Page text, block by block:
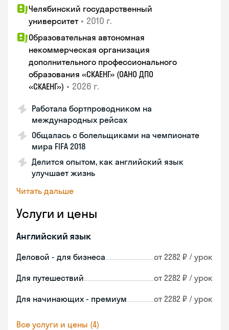
Челябинский государственный
университет • 2010 г.
Образовательная автономная
некоммерческая организация
дополнительного профессионального
образования «СКАЕНГ» (ОАНО ДПО
«СКАЕНГ») • 2026 г.
Работала бортпроводником на
международных рейсах
Общалась с болельщиками на чемпионате
мира FIFA 2018
Делится опытом, как английский язык
улучшает жизнь
Читать дальше
Услуги и цены
Английский язык
Деловой - для бизнеса от 2282 ₽ / урок
Для путешествий от 2282 ₽ / урок
Для начинающих - премиум от 2282 ₽ / урок
Все услуги и цены (4)